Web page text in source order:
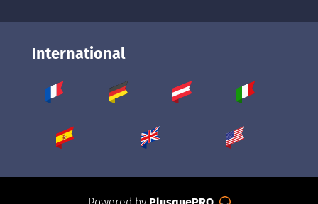
International